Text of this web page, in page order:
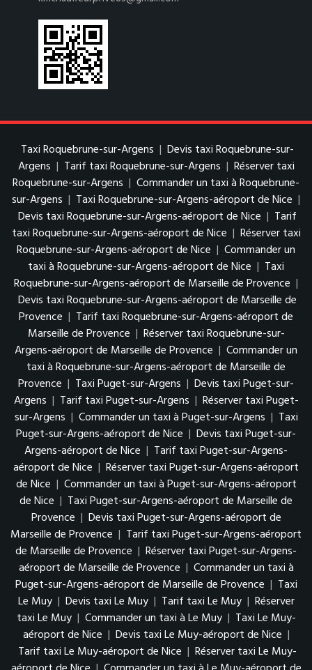
Taxi Roquebrune-sur-Argens | Devis taxi Roquebrune-sur-
Argens | Tarif taxi Roquebrune-sur-Argens | Réserver taxi
Roquebrune-sur-Argens | Commander un taxi à Roquebrune-
sur-Argens | Taxi Roquebrune-sur-Argens-aéroport de Nice |
Devis taxi Roquebrune-sur-Argens-aéroport de Nice | Tarif
taxi Roquebrune-sur-Argens-aéroport de Nice | Réserver taxi
Roquebrune-sur-Argens-aéroport de Nice | Commander un
taxi à Roquebrune-sur-Argens-aéroport de Nice | Taxi
Roquebrune-sur-Argens-aéroport de Marseille de Provence |
Devis taxi Roquebrune-sur-Argens-aéroport de Marseille de
Provence | Tarif taxi Roquebrune-sur-Argens-aéroport de
Marseille de Provence | Réserver taxi Roquebrune-sur-
Argens-aéroport de Marseille de Provence | Commander un
taxi à Roquebrune-sur-Argens-aéroport de Marseille de
Provence | Taxi Puget-sur-Argens | Devis taxi Puget-sur-
Argens | Tarif taxi Puget-sur-Argens | Réserver taxi Puget-
sur-Argens | Commander un taxi à Puget-sur-Argens | Taxi
Puget-sur-Argens-aéroport de Nice | Devis taxi Puget-sur-
Argens-aéroport de Nice | Tarif taxi Puget-sur-Argens-
aéroport de Nice | Réserver taxi Puget-sur-Argens-aéroport
de Nice | Commander un taxi à Puget-sur-Argens-aéroport
de Nice | Taxi Puget-sur-Argens-aéroport de Marseille de
Provence | Devis taxi Puget-sur-Argens-aéroport de
Marseille de Provence | Tarif taxi Puget-sur-Argens-aéroport
de Marseille de Provence | Réserver taxi Puget-sur-Argens-
aéroport de Marseille de Provence | Commander un taxi à
Puget-sur-Argens-aéroport de Marseille de Provence | Taxi
Le Muy | Devis taxi Le Muy | Tarif taxi Le Muy | Réserver
taxi Le Muy | Commander un taxi à Le Muy | Taxi Le Muy-
aéroport de Nice | Devis taxi Le Muy-aéroport de Nice |
Tarif taxi Le Muy-aéroport de Nice | Réserver taxi Le Muy-